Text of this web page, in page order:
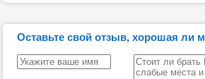
Оставьте свой отзыв, хорошая ли